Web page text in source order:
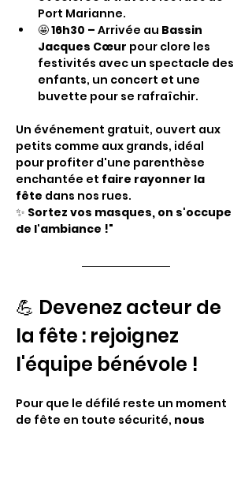
Port Marianne.
🤩 16h30 – Arrivée au Bassin
Jacques Cœur pour clore les
festivités avec un spectacle des
enfants, un concert et une
buvette pour se rafraîchir.
Un événement gratuit, ouvert aux
petits comme aux grands, idéal
pour profiter d'une parenthèse
enchantée et faire rayonner la
fête dans nos rues.
✨ Sortez vos masques, on s'occupe
de l'ambiance !"
💪 Devenez acteur de
la fête : rejoignez
l'équipe bénévole !
Pour que le défilé reste un moment
de fête en toute sécurité, nous